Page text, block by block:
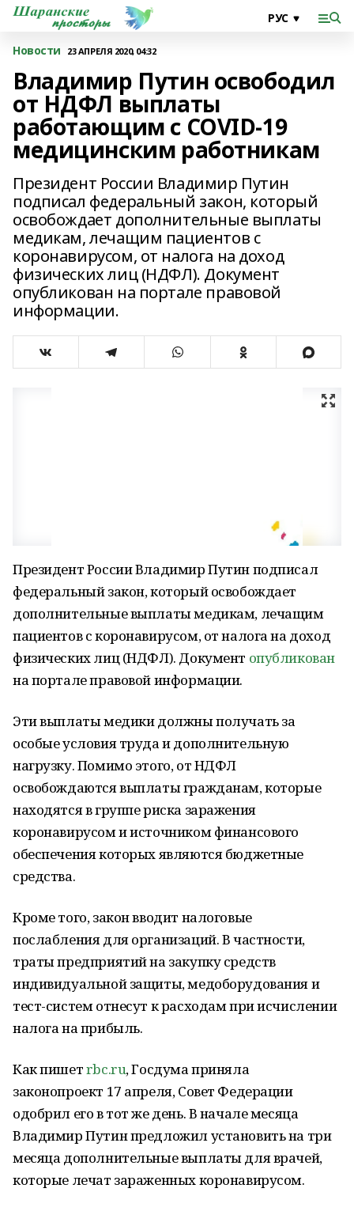
Новости 23 АПРЕЛЯ 2020, 04:32
Владимир Путин освободил
от НДФЛ выплаты
работающим с COVID-19
медицинским работникам
Президент России Владимир Путин
подписал федеральный закон, который
освобождает дополнительные выплаты
медикам, лечащим пациентов с
коронавирусом, от налога на доход
физических лиц (НДФЛ). Документ
опубликован на портале правовой
информации.
Президент России Владимир Путин подписал
федеральный закон, который освобождает
дополнительные выплаты медикам, лечащим
пациентов с коронавирусом, от налога на доход
физических лиц (НДФЛ). Документ опубликован
на портале правовой информации.
Эти выплаты медики должны получать за
особые условия труда и дополнительную
нагрузку. Помимо этого, от НДФЛ
освобождаются выплаты гражданам, которые
находятся в группе риска заражения
коронавирусом и источником финансового
обеспечения которых являются бюджетные
средства.
Кроме того, закон вводит налоговые
послабления для организаций. В частности,
траты предприятий на закупку средств
индивидуальной защиты, медоборудования и
тест-систем отнесут к расходам при исчислении
налога на прибыль.
Как пишетrbc.ru, Госдума приняла
законопроект 17 апреля, Совет Федерации
одобрил его в тот же день. В начале месяца
Владимир Путин предложил установить на три
месяца дополнительные выплаты для врачей,
которые лечат зараженных коронавирусом.